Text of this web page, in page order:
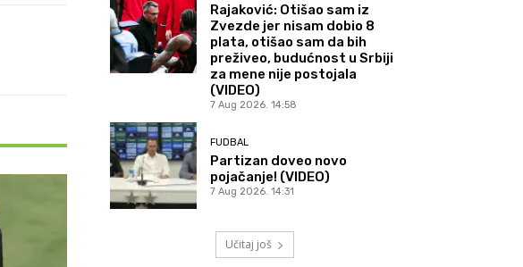
Rajaković: Otišao sam iz
Zvezde jer nisam dobio 8
plata, otišao sam da bih
preživeo, budućnost u Srbiji
za mene nije postojala
(VIDEO)
7 Aug 2026. 14:58
FUDBAL
Partizan doveo novo
pojačanje! (VIDEO)
7 Aug 2026. 14:31
Učitaj još